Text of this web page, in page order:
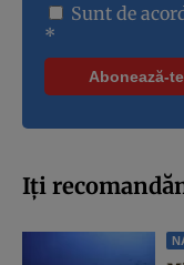
Sunt de
*
Iți